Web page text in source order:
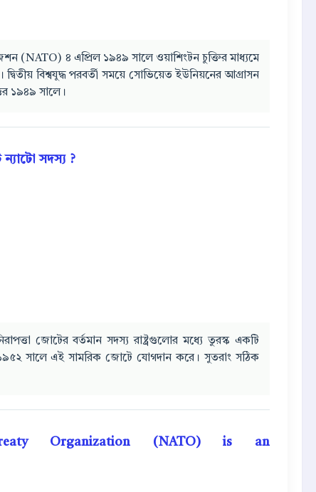
(NATO) ৪ এপ্রিল ১৯৪৯ সালে ওয়াশিংটন চুক্তির মাধ্যমে
বিশ্বযুদ্ধ পরবর্তী সময়ে সোভিয়েত ইউনিয়নের আগ্রাসন
১৯৪৯ সালে।
সদস্য ?
জোটের বর্তমান সদস্য রাষ্ট্রগুলোর মধ্যে তুরস্ক একটি
সালে এই সামরিক জোটে যোগদান করে। সুতরাং সঠিক
Organization (NATO) is an